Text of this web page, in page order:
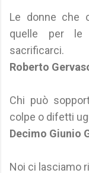
Le donne che
quelle per le
sacrificarci.
Roberto
Chi può
colpe o difetti
Decimo Giunio
Noi ci lasciamo